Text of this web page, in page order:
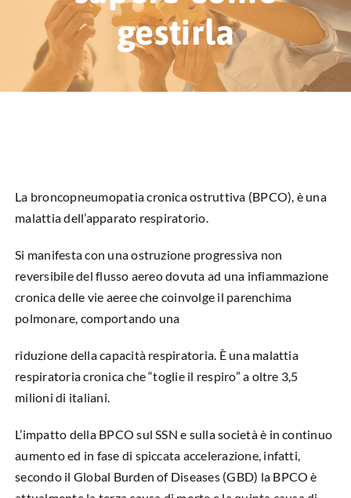
NEWS & EVENTI
CHI SIAMO
DIVENTA SOCIO
gestirla
La broncopneumopatia cronica ostruttiva (BPCO), è una
malattia dell’apparato respiratorio.
Si manifesta con una ostruzione progressiva non
reversibile del flusso aereo dovuta ad una infiammazione
cronica delle vie aeree che coinvolge il parenchima
polmonare, comportando una
riduzione della capacità respiratoria. È una malattia
respiratoria cronica che “toglie il respiro” a oltre 3,5
milioni di italiani.
L’impatto della BPCO sul SSN e sulla società è in continuo
aumento ed in fase di spiccata accelerazione, infatti,
secondo il Global Burden of Diseases (GBD) la BPCO è